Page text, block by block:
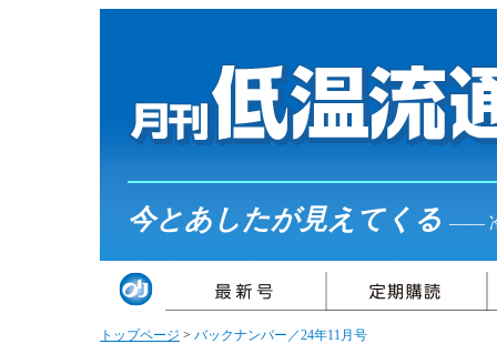
今とあしたが見えてくる ――
トップページ > バックナンバー／24年11月号